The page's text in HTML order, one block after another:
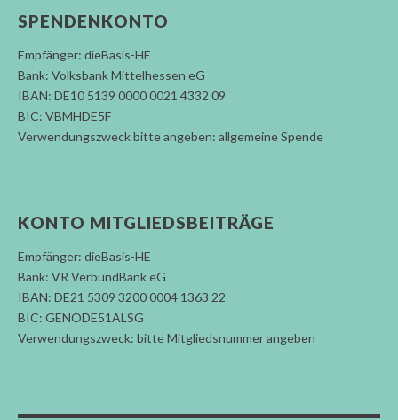
SPENDENKONTO
Empfänger: dieBasis-HE
Bank: Volksbank Mittelhessen eG
IBAN: DE10 5139 0000 0021 4332 09
BIC: VBMHDE5F
Verwendungszweck bitte angeben: allgemeine Spende
KONTO MITGLIEDSBEITRÄGE
Empfänger: dieBasis-HE
Bank: VR VerbundBank eG
IBAN: DE21 5309 3200 0004 1363 22
BIC: GENODE51ALSG
Verwendungszweck: bitte Mitgliedsnummer angeben